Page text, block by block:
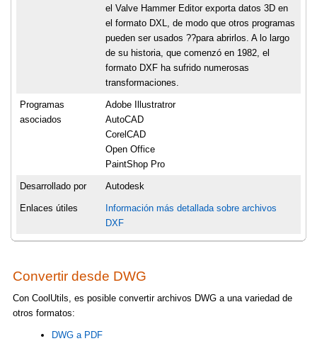
el Valve Hammer Editor exporta datos 3D en
el formato DXL, de modo que otros programas
pueden ser usados ??para abrirlos. A lo largo
de su historia, que comenzó en 1982, el
formato DXF ha sufrido numerosas
transformaciones.
Programas
asociados
Adobe Illustratror
AutoCAD
CorelCAD
Open Office
PaintShop Pro
Desarrollado por Autodesk
Enlaces útiles
Información más detallada sobre archivos
DXF
Convertir desde DWG
Con CoolUtils, es posible convertir archivos DWG a una variedad de
otros formatos:
DWG a PDF